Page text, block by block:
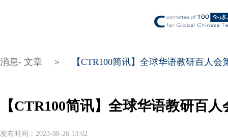
消息- 文章 ＞ 【CTR100简讯】全球华语教研百人
【CTR100简讯】全球华语教研百
发布时间：2023-08-26 13:02